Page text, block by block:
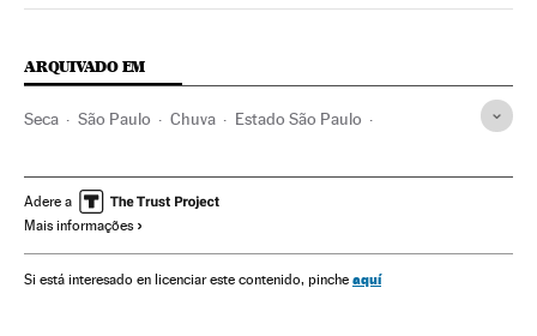
ARQUIVADO EM
Seca São Paulo Chuva Estado São Paulo
América do Sul América Latina
Equipamento urbano
Meio ambiente
Adere a
Mais informações
Si está interesado en licenciar este contenido, pinche aquí